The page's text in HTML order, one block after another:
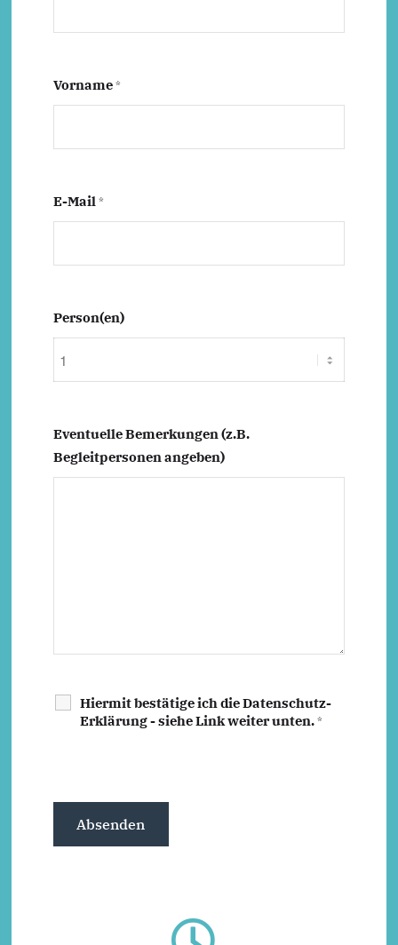
Vorname*
E-Mail*
Person(en)
Eventuelle Bemerkungen (z.B.
Begleitpersonen angeben)
Hiermit bestätige ich die Datenschutz-
Erklärung - siehe Link weiter unten.*